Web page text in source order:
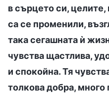
в сърцето си,
са се променили,
така сегашната ѝ
чувства щастлива,
и спокойна. Тя
толкова добра,